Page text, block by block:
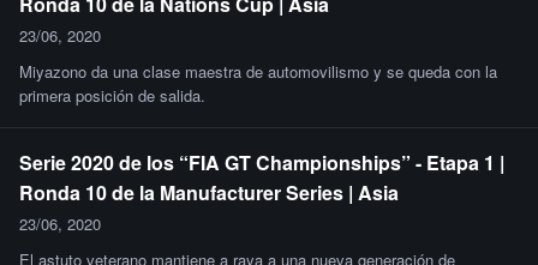
23/06, 2020
Miyazono da una clase maestra de automovilismo y se queda con la
primera posición de salida.
Serie 2020 de los “FIA GT Championships” - Etapa 1 |
Ronda 10 de la Manufacturer Series | Asia
23/06, 2020
El astuto veterano mantiene a raya a una nueva generación de